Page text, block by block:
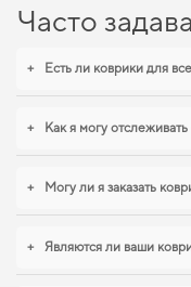
Часто
+ Есть ли коврики для
+ Как я могу отслеживать
+ Могу ли я заказать
+ Являются ли ваши